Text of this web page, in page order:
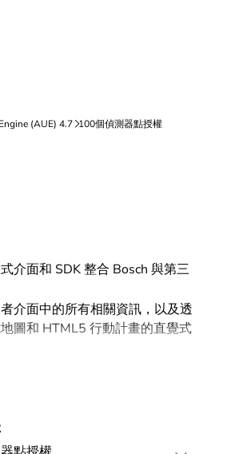
介面和 SDK 整合 Bosch 與第三
介面中的所有相關資訊，以及透
圖和 HTML5 行動計畫的直覺式
門禁控制